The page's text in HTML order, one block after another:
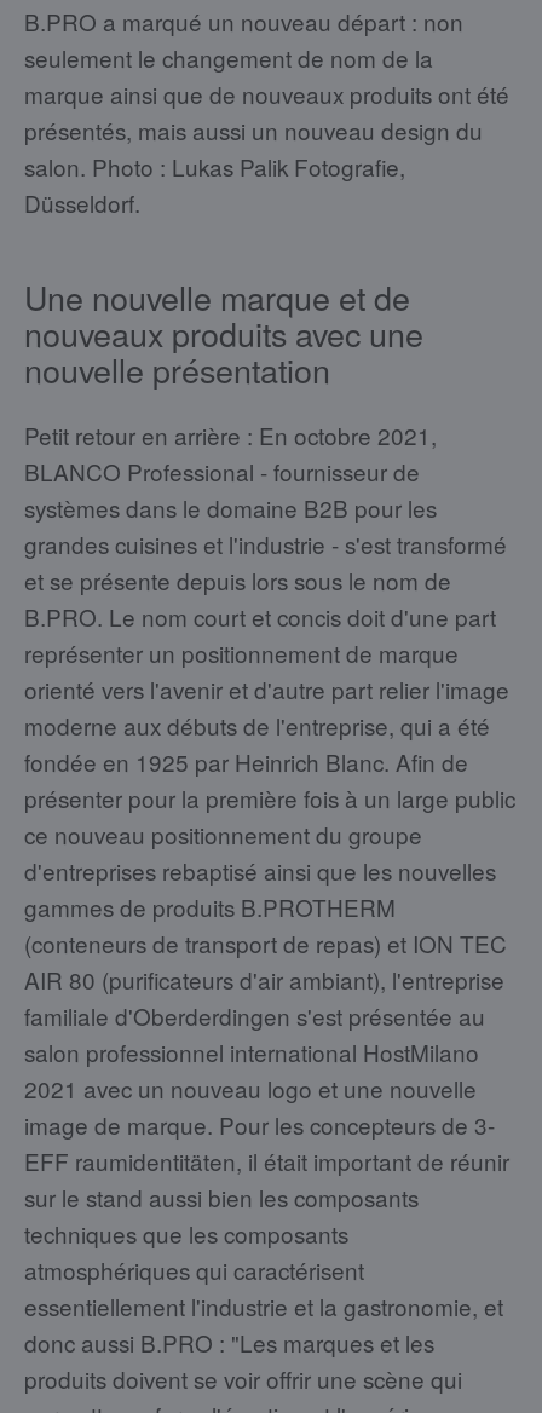
B.PRO a marqué un nouveau départ : non
seulement le changement de nom de la
marque ainsi que de nouveaux produits ont été
présentés, mais aussi un nouveau design du
salon. Photo : Lukas Palik Fotografie,
Düsseldorf.
Une nouvelle marque et de
nouveaux produits avec une
nouvelle présentation
Petit retour en arrière : En octobre 2021,
BLANCO Professional - fournisseur de
systèmes dans le domaine B2B pour les
grandes cuisines et l'industrie - s'est transformé
et se présente depuis lors sous le nom de
B.PRO. Le nom court et concis doit d'une part
représenter un positionnement de marque
orienté vers l'avenir et d'autre part relier l'image
moderne aux débuts de l'entreprise, qui a été
fondée en 1925 par Heinrich Blanc. Afin de
présenter pour la première fois à un large public
ce nouveau positionnement du groupe
d'entreprises rebaptisé ainsi que les nouvelles
gammes de produits B.PROTHERM
(conteneurs de transport de repas) et ION TEC
AIR 80 (purificateurs d'air ambiant), l'entreprise
familiale d'Oberderdingen s'est présentée au
salon professionnel international HostMilano
2021 avec un nouveau logo et une nouvelle
image de marque. Pour les concepteurs de 3-
EFF raumidentitäten, il était important de réunir
sur le stand aussi bien les composants
techniques que les composants
atmosphériques qui caractérisent
essentiellement l'industrie et la gastronomie, et
donc aussi B.PRO : "Les marques et les
produits doivent se voir offrir une scène qui